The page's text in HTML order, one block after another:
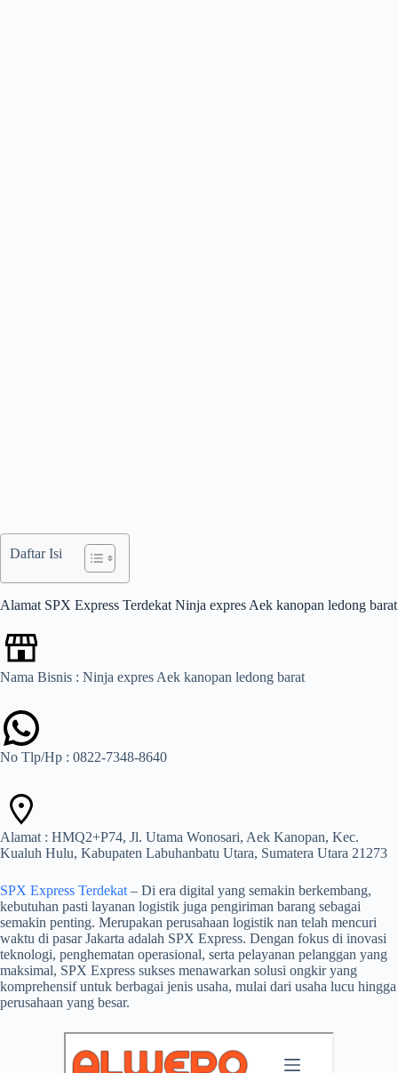
Daftar Isi
Alamat SPX Express Terdekat Ninja expres Aek kanopan ledong barat
Nama Bisnis : Ninja expres Aek kanopan ledong barat
No Tlp/Hp : 0822-7348-8640
Alamat : HMQ2+P74, Jl. Utama Wonosari, Aek Kanopan, Kec.
Kualuh Hulu, Kabupaten Labuhanbatu Utara, Sumatera Utara 21273
SPX Express Terdekat – Di era digital yang semakin berkembang,
kebutuhan pasti layanan logistik juga pengiriman barang sebagai
semakin penting. Merupakan perusahaan logistik nan telah mencuri
waktu di pasar Jakarta adalah SPX Express. Dengan fokus di inovasi
teknologi, penghematan operasional, serta pelayanan pelanggan yang
maksimal, SPX Express sukses menawarkan solusi ongkir yang
komprehensif untuk berbagai jenis usaha, mulai dari usaha lucu hingga
perusahaan yang besar.